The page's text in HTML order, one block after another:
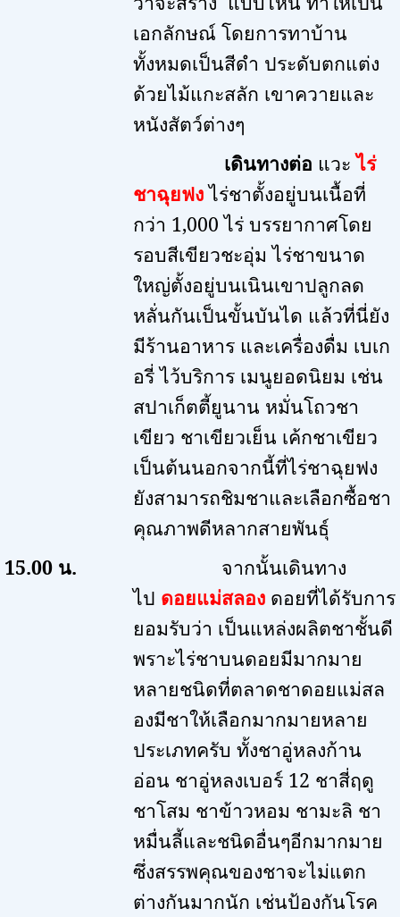
เอกลักษณ์ โดยการทาบ้าน
ทั้งหมดเป็นสีดำ ประดับตกแต่ง
ด้วยไม้แกะสลัก เขาควายและ
หนังสัตว์ต่างๆ
เดินทางต่อ แวะ ไร่
ชาฉุยฟงไร่ชาตั้งอยู่บนเนื้อที่
กว่า 1,000ไร่ บรรยากาศโดย
รอบสีเขียวชะอุ่ม ไร่ชาขนาด
ใหญ่ตั้งอยู่บนเนินเขาปลูกลด
หลั่นกันเป็นขั้นบันได แล้วที่นี่ยัง
มีร้านอาหาร และเครื่องดื่ม เบเก
อรี่ ไว้บริการ เมนูยอดนิยม เช่น
สปาเก็ตตี้ยูนาน หมั่นโถวชา
เขียว ชาเขียวเย็น เค้กชาเขียว
เป็นต้นนอกจากนี้ที่ไร่ชาฉุยฟง
ยังสามารถชิมชาและเลือกซื้อชา
คุณภาพดีหลากสายพันธุ์
15.00 น.
จากนั้นเดินทาง
ไป ดอยแม่สลองดอยที่ได้รับการ
ยอมรับว่า เป็นแหล่งผลิตชาชั้นดี
พราะไร่ชาบนดอยมีมากมาย
หลายชนิดที่ตลาดชาดอยแม่สล
องมีชาให้เลือกมากมายหลาย
ประเภทครับ ทั้งชาอู่หลงก้าน
อ่อน ชาอู่หลงเบอร์ 12 ชาสี่ฤดู
ชาโสม ชาข้าวหอม ชามะลิ ชา
หมื่นลี้และชนิดอื่นๆอีกมากมาย
ซึ่งสรรพคุณของชาจะไม่แตก
ต่างกันมากนัก เช่นป้องกันโรค